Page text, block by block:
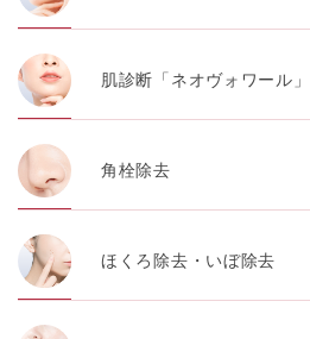
肌診断「ネオヴォワール」
角栓除去
ほくろ除去・いぼ除去